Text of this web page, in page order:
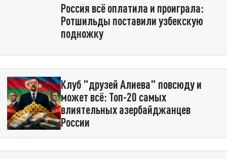
Россия всё оплатила и проиграла:
Ротшильды поставили узбекскую
подножку
Клуб "друзей Алиева" повсюду и
может всё: Топ-20 самых
влиятельных азербайджанцев
России